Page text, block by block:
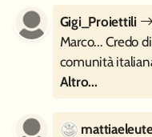
Gigi_Proiettili
Marco... Credo
comunità
Altro...